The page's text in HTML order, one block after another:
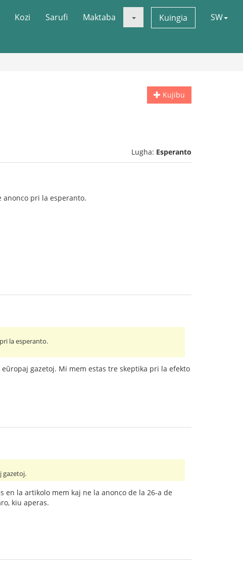
Kozi Sarufi Maktaba Kuingia SW
Kujibu
Lugha: Esperanto
anonco pri la esperanto.
la esperanto.
gazetoj. Mi mem estas tre skeptika pri la efekto
gazetoj.
la artikolo mem kaj ne la anonco de la 26-a de
kiu aperas.